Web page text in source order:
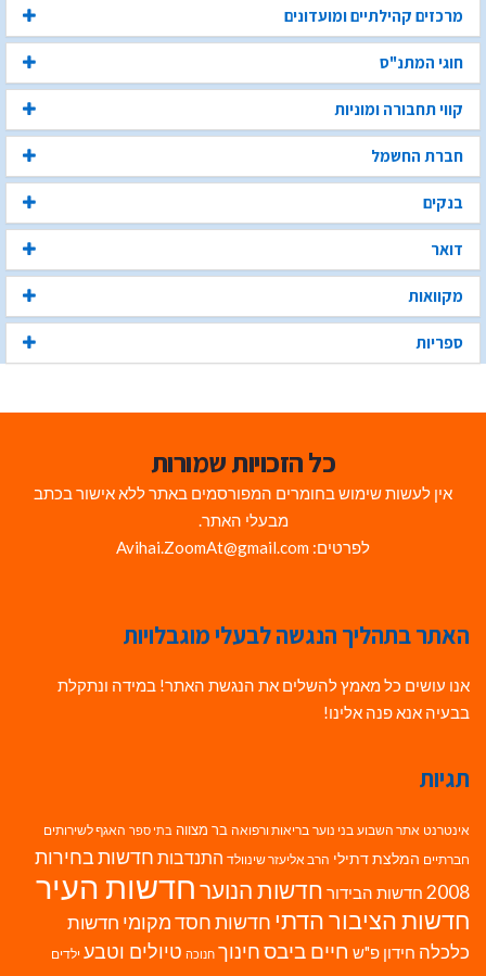
מרכזים קהילתיים ומועדונים
חוגי המתנ"ס
קווי תחבורה ומוניות
חברת החשמל
בנקים
דואר
מקוואות
ספריות
כל הזכויות שמורות
אין לעשות שימוש בחומרים המפורסמים באתר ללא אישור בכתב
מבעלי האתר.
לפרטים: Avihai.ZoomAt@gmail.com
האתר בתהליך הנגשה לבעלי מוגבלויות
אנו עושים כל מאמץ להשלים את הנגשת האתר! במידה ונתקלת
בבעיה אנא פנה אלינו!
תגיות
אינטרנט אתר השבוע בני נוער בריאות ורפואה בר מצווה בתי ספר האגף לשירותים
חברתיים המלצת דתילי הרב אליעזר שינוולד התנדבות חדשות בחירות
2008 חדשות הבידור חדשות הנוערחדשות העיר
חדשות הציבור הדתי חדשות חסד מקומי חדשות
כלכלה חידון פ"ש חיים ביבסחינוך חנוכה טיולים וטבע ילדים